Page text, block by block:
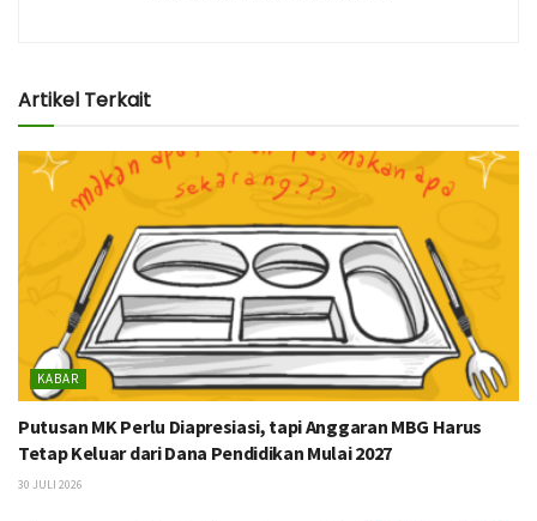
Artikel Terkait
KABAR
Putusan MK Perlu Diapresiasi, tapi Anggaran MBG Harus
Tetap Keluar dari Dana Pendidikan Mulai 2027
30 JULI 2026